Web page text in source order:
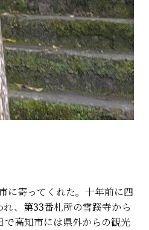
に寄ってくれた。十年前に四
、第33番札所の雪蹊寺から
高知市には県外からの観光